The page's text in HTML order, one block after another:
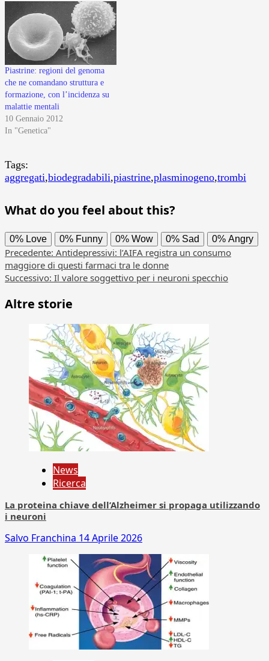
Piastrine: regioni del genoma
che ne comandano struttura e
formazione, con l’incidenza su
malattie mentali
10 Gennaio 2012
In "Genetica"
Tags:
aggregati,biodegradabili,piastrine,plasminogeno,trombi
What do you feel about this?
0% Love 0% Funny 0% Wow 0% Sad 0% Angry
Navigazione
articolo
Precedente: Antidepressivi: l’AIFA registra un consumo
maggiore di questi farmaci tra le donne
Successivo: Il valore soggettivo per i neuroni specchio
Altre storie
News
Ricerca
La proteina chiave dell’Alzheimer si propaga utilizzando
i neuroni
Salvo Franchina 14 Aprile 2026